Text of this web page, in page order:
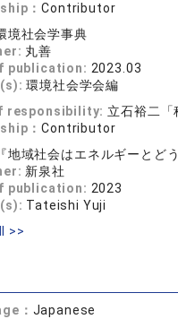
：Contributor
境社会学事典
丸善
publication: 2023.03
環境社会学会編
responsibility: 立石裕二「
：Contributor
『地域社会はエネルギーと
新泉社
publication: 2023
Tateishi Yuji
>>
： Japanese